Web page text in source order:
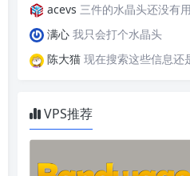
acevs 三件的水晶头还没有用过，之前
满心 我只会打个水晶头
陈大猫 现在搜索这些信息还
VPS推荐